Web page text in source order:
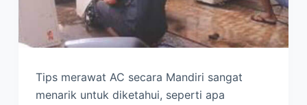
Tips merawat AC secara Mandiri sangat
menarik untuk diketahui, seperti apa